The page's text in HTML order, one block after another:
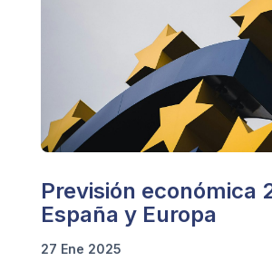
Previsión económica
España y Europa
27 Ene 2025